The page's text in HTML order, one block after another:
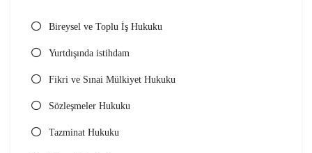
Bireysel ve Toplu İş Hukuku
Yurtdışında istihdam
Fikri ve Sınai Mülkiyet Hukuku
Sözleşmeler Hukuku
Tazminat Hukuku